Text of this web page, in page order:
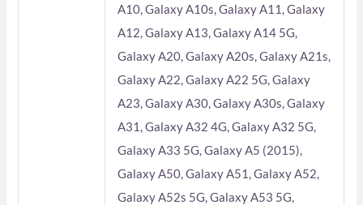
A10, Galaxy A10s, Galaxy A11, Galaxy
A12, Galaxy A13, Galaxy A14 5G,
Galaxy A20, Galaxy A20s, Galaxy A21s,
Galaxy A22, Galaxy A22 5G, Galaxy
A23, Galaxy A30, Galaxy A30s, Galaxy
A31, Galaxy A32 4G, Galaxy A32 5G,
Galaxy A33 5G, Galaxy A5 (2015),
Galaxy A50, Galaxy A51, Galaxy A52,
Galaxy A52s 5G, Galaxy A53 5G,